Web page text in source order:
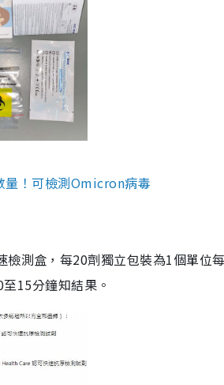
量！可檢測Omicron病毒
測盒，每20劑獨立包裝為1個單位
15分鐘知結果。